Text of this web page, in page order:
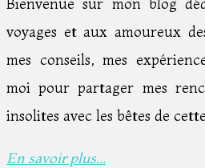
voyages et aux amoureux
mes conseils, mes
moi pour partager mes
insolites avec les bêtes de
En savoir plus...